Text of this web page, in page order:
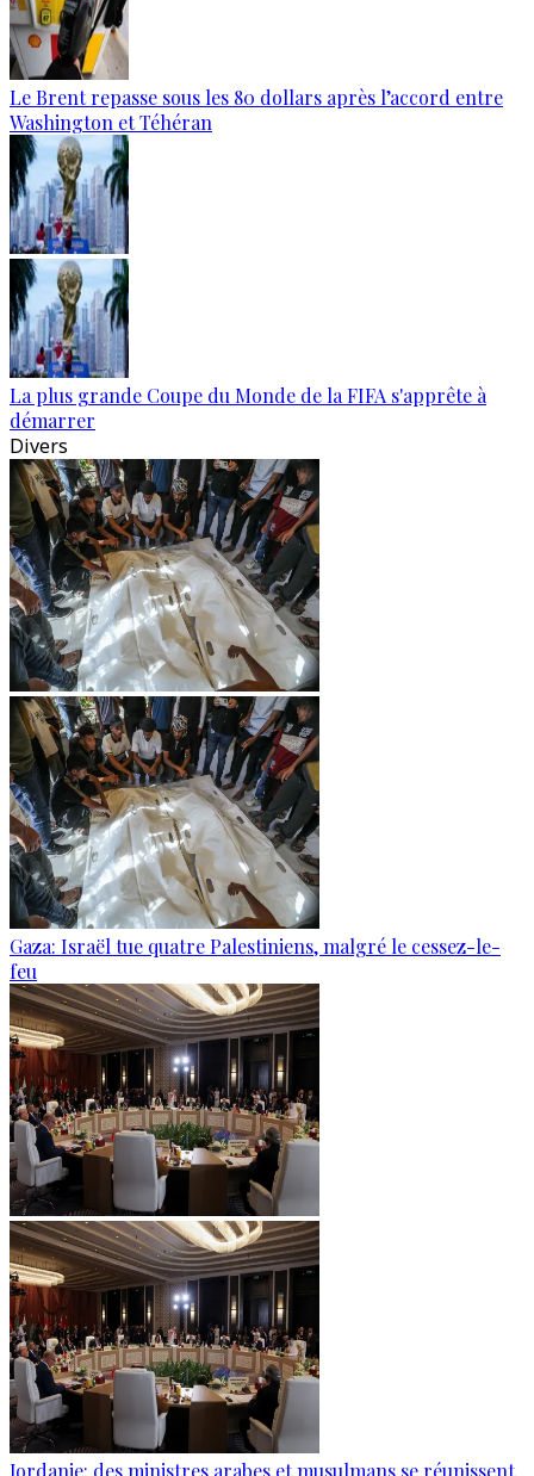
Le Brent repasse sous les 80 dollars après l’accord entre
Washington et Téhéran
La plus grande Coupe du Monde de la FIFA s'apprête à
démarrer
Divers
Gaza: Israël tue quatre Palestiniens, malgré le cessez-le-
feu
Jordanie: des ministres arabes et musulmans se réunissent